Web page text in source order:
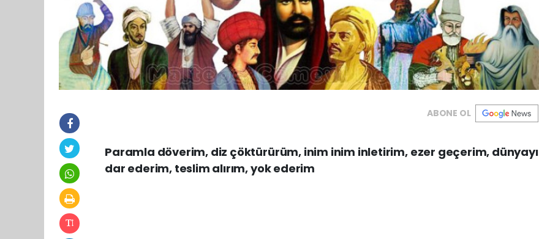
ABONE OL
Paramla döverim, diz çöktürürüm, inim inim inletirim, ezer geçerim, dünyayı
dar ederim, teslim alırım, yok ederim